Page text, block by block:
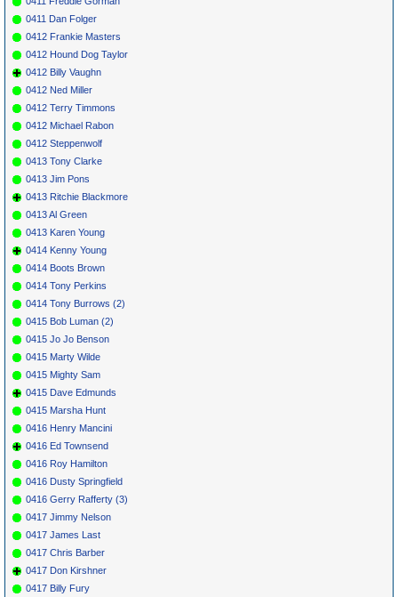
0411 Dan Folger
0412 Frankie Masters
0412 Hound Dog Taylor
0412 Billy Vaughn
0412 Ned Miller
0412 Terry Timmons
0412 Michael Rabon
0412 Steppenwolf
0413 Tony Clarke
0413 Jim Pons
0413 Ritchie Blackmore
0413 Al Green
0413 Karen Young
0414 Kenny Young
0414 Boots Brown
0414 Tony Perkins
0414 Tony Burrows (2)
0415 Bob Luman (2)
0415 Jo Jo Benson
0415 Marty Wilde
0415 Mighty Sam
0415 Dave Edmunds
0415 Marsha Hunt
0416 Henry Mancini
0416 Ed Townsend
0416 Roy Hamilton
0416 Dusty Springfield
0416 Gerry Rafferty (3)
0417 Jimmy Nelson
0417 James Last
0417 Chris Barber
0417 Don Kirshner
0417 Billy Fury